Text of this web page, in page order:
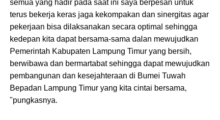
semua yang hadir pada saat ini saya berpesan untuk
terus bekerja keras jaga kekompakan dan sinergitas agar
pekerjaan bisa dilaksanakan secara optimal sehingga
kedepan kita dapat bersama-sama dalan mewujudkan
Pemerintah Kabupaten Lampung Timur yang bersih,
berwibawa dan bermartabat sehingga dapat mewujudkan
pembangunan dan kesejahteraan di Bumei Tuwah
Bepadan Lampung Timur yang kita cintai bersama,
"pungkasnya.